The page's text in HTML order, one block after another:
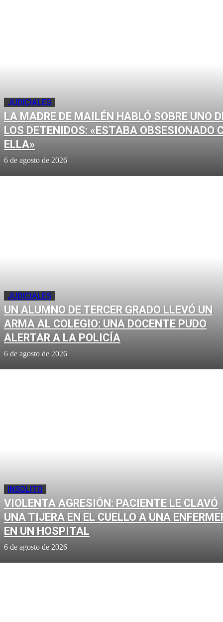
JUDICIALES
LA MADRE DE MAILÉN HABLÓ SOBRE UNO
LOS DETENIDOS: «ESTABA OBSESIONADO
ELLA»
6 de agosto de 2026
JUDICIALES
UN ALUMNO DE TERCER GRADO LLEVÓ UN
ARMA AL COLEGIO: UNA DOCENTE PUDO
ALERTAR A LA POLICÍA
6 de agosto de 2026
INSÓLITO
VIOLENTA AGRESIÓN: PACIENTE LE CLAVÓ
UNA TIJERA EN EL CUELLO A UNA
EN UN HOSPITAL
6 de agosto de 2026